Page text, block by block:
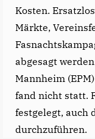
Kosten.
Märkte,
abgesagt
Mannheim
fand nicht statt.
festgelegt, auch
durchzuführen.